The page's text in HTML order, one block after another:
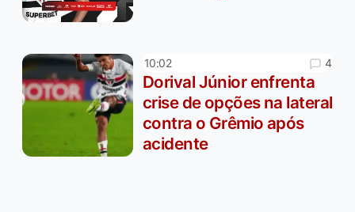
10:02 4
Dorival Júnior enfrenta
crise de opções na lateral
contra o Grêmio após
acidente